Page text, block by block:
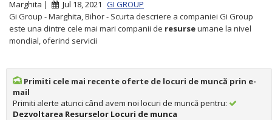
Marghita | Jul 18, 2021 GI GROUP
Gi Group - Marghita, Bihor - Scurta descriere a companiei Gi Group
este una dintre cele mai mari companii de resurseumane la nivel
mondial, oferind servicii
Primiti cele mai recente oferte de locuri de muncă prin e-
mail
Primiti alerte atunci când avem noi locuri de muncă pentru:
Dezvoltarea Resurselor Locuri de munca